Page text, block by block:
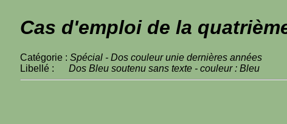
Cas d'emploi de la
Catégorie : Spécial - Dos couleur unie dernières années
Libellé : Dos Bleu soutenu sans texte - couleur : Bleu